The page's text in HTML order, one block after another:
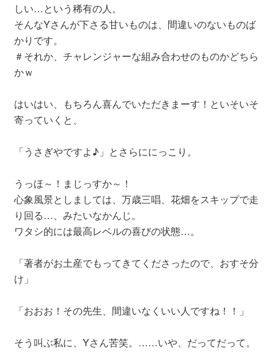
しい…という稀有の人。
そんなYさんが下さる甘いものは、間違いのないものば
かりです。
＃それか、チャレンジャーな組み合わせのものかどちら
かｗ
はいはい、もちろん喜んでいただきまーす！といそいそ
寄っていくと、
「うさぎやですよ♪」とさらににっこり。
うっほ～！まじっすか～！
心象風景としましては、万歳三唱、花畑をスキップで走
り回る…、みたいなかんじ。
ワタシ的には最高レベルの喜びの状態…。
「著者がお土産でもってきてくださったので、おすそ分
け」
「おおお！その先生、間違いなくいい人ですね！！」
そう叫ぶ私に、Yさん苦笑。……いや、だってだって。